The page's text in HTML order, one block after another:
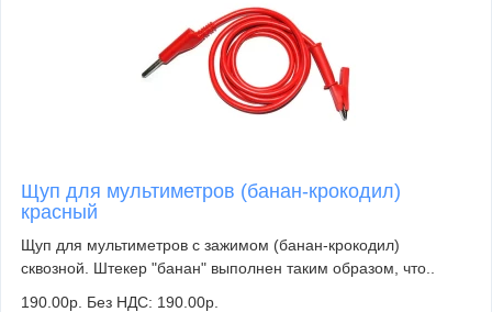
Щуп для мультиметров (банан-крокодил)
красный
Щуп для мультиметров с зажимом (банан-крокодил)
сквозной. Штекер "банан" выполнен таким образом, что..
190.00р. Без НДС: 190.00р.